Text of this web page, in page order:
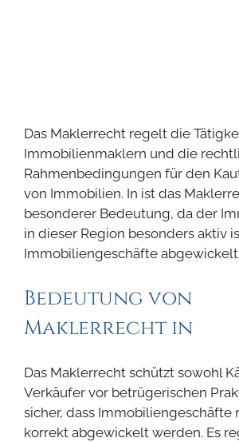
Das Maklerrecht regelt die
Immobilienmaklern und die
Rahmenbedingungen für den
von Immobilien. In ist das
besonderer Bedeutung, da der
in dieser Region besonders aktiv
Immobiliengeschäfte
Bedeutung von
Maklerrecht in
Das Maklerrecht schützt sowohl
Verkäufer vor betrügerischen
sicher, dass Immobiliengeschäfte
korrekt abgewickelt werden. Es